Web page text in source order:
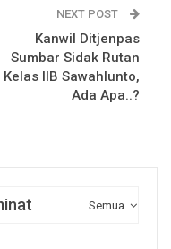
NEXT POST
Kanwil Ditjenpas
Sumbar Sidak Rutan
Kelas IIB Sawahlunto,
Ada Apa..?
Semua